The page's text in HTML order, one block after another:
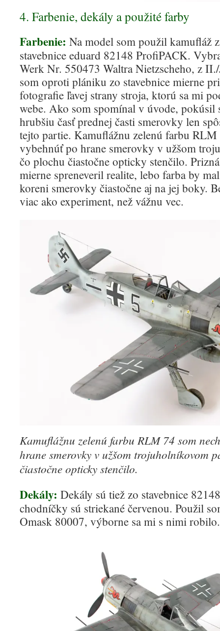
4. Farbenie, dekály a použité farby
Farbenie: Na model som použil kamufláž
stavebnice eduard 82148 ProfiPACK.
Werk Nr. 550473 Waltra Nietzscheho, z
som oproti plániku zo stavebnice mierne
fotografie ľavej strany stroja, ktorú sa mi
webe. Ako som spomínal v úvode, pokúsil
hrubšiu časť prednej časti smerovky len
tejto partie. Kamuflážnu zelenú farbu RLM
vybehnúť po hrane smerovky v užšom
čo plochu čiastočne opticky stenčilo.
mierne spreneveril realite, lebo farba by
koreni smerovky čiastočne aj na jej boky.
viac ako experiment, než vážnu vec.
Kamuflážnu zelenú farbu RLM 74 som
hrane smerovky v užšom trojuholníkovom
čiastočne opticky stenčilo.
Dekály: Dekály sú tiež zo stavebnice
chodníčky sú striekané červenou. Použil
Omask 80007, výborne sa mi s nimi robilo.